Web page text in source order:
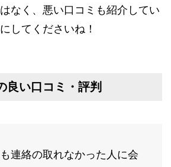
なく、悪い口コミも紹介してい
してくださいね！
良い口コミ・評判
連絡の取れなかった人に会